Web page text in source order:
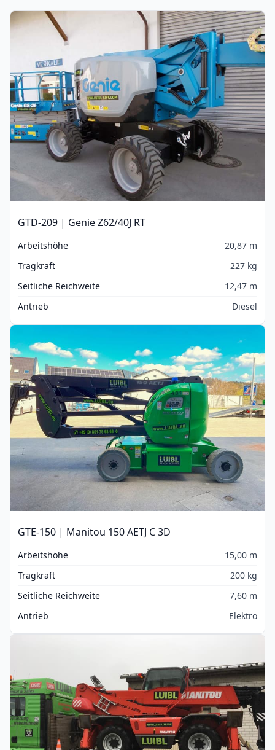
GTD-209 | Genie Z62/40J RT
Arbeitshöhe
20,87 m
Tragkraft
227 kg
Seitliche Reichweite
12,47 m
Antrieb
Diesel
GTE-150 | Manitou 150 AETJ C 3D
Arbeitshöhe
15,00 m
Tragkraft
200 kg
Seitliche Reichweite
7,60 m
Antrieb
Elektro